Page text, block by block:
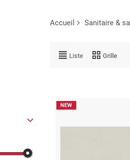
Accueil Sanitaire &
Liste Grille
NEW